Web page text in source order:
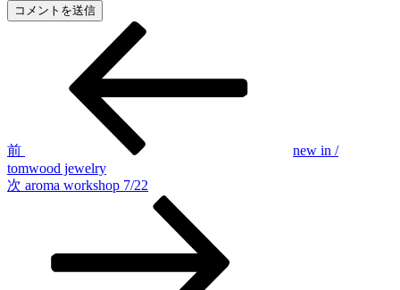
ゲ
ー
前
new in /
tomwood jewelry
次
次 aroma workshop 7/22